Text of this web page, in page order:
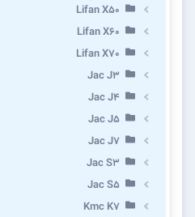
Lifan X50
Lifan X60
Lifan X70
Jac J3
Jac J4
Jac J5
Jac J7
Jac S3
Jac S5
Kmc K7